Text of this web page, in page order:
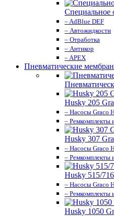
Специальное
– AdBlue DEF
– Автожидкости
– Отработка
– Антикор
– APEX
Пневматические
Husky 205
– Насосы Graco
– Ремкомплекты
Husky 307
– Насосы Graco
– Ремкомплекты
Husky 515/
– Насосы Graco
– Ремкомплекты
Husky 1050